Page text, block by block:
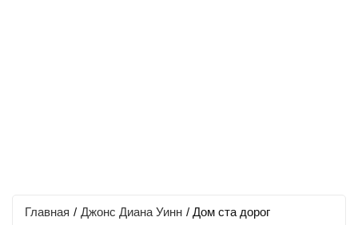
Главная / Джонс Диана Уинн / Дом ста дорог